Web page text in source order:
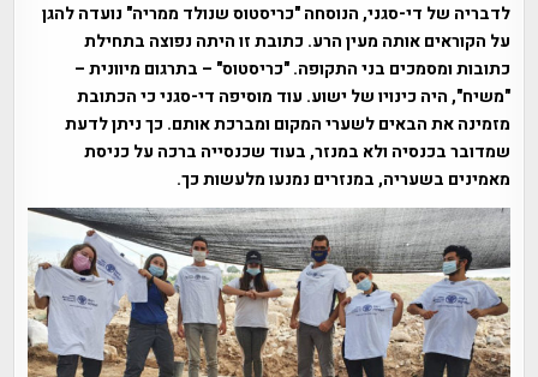
לדבריה של די-סגני, הנוסחה "כריסטוס שנולד ממריה" נועדה להגן
על הקוראים אותה מעין הרע. כתובת זו היתה נפוצה בתחילת
כתובות ומסמכים בני התקופה. "כריסטוס" – בתרגום מיוונית –
"משיח", היה כינויו של ישוע. עוד מוסיפה די-סגני כי הכתובת
מזמינה את הבאים לשערי המקום ומברכת אותם. כך ניתן לדעת
שמדובר בכנסיה ולא במנזר, בעוד שכנסייה ברכה על כניסת
מאמינים בשעריה, במנזרים נמנעו מלעשות כך.